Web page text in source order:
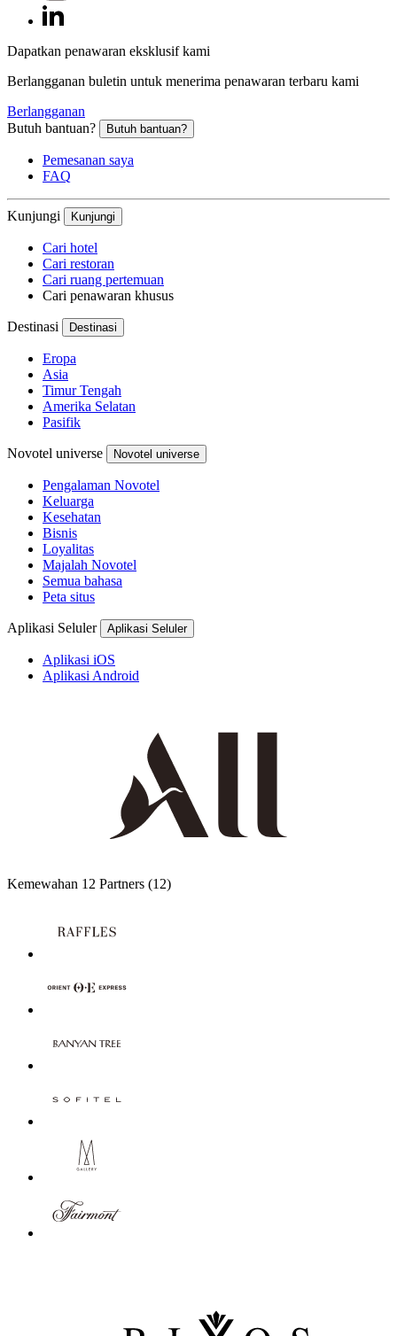
Dapatkan penawaran eksklusif kami
Berlangganan buletin untuk menerima penawaran terbaru kami
Berlangganan
Butuh bantuan?
Butuh bantuan?
Pemesanan saya
FAQ
Kunjungi Kunjungi
Cari hotel
Cari restoran
Cari ruang pertemuan
Cari penawaran khusus
Destinasi Destinasi
Eropa
Asia
Timur Tengah
Amerika Selatan
Pasifik
Novotel universe Novotel universe
Pengalaman Novotel
Keluarga
Kesehatan
Bisnis
Loyalitas
Majalah Novotel
Semua bahasa
Peta situs
Aplikasi Seluler Aplikasi Seluler
Aplikasi iOS
Aplikasi Android
Kemewahan 12 Partners (12)